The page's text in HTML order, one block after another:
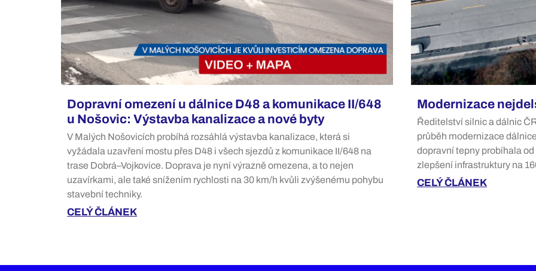
Dopravní omezení u dálnice D48 a komunikace II/648
u Nošovic: Výstavba kanalizace a nové byty
V Malých Nošovicích probíhá rozsáhlá výstavba kanalizace, která si
vyžádala uzavření mostu přes D48 i všech sjezdů z komunikace II/648 na
trase Dobrá–Vojkovice. Doprava je nyní výrazně omezena, a to nejen
uzavírkami, ale také snížením rychlosti na 30 km/h kvůli zvýšenému pohybu
stavební techniky.
CELÝ ČLÁNEK
Modernizace
Ředitelství silnic a dálnic
průběh modernizace
dopravní tepny probíhala
zlepšení infrastruktury na
CELÝ ČLÁNEK